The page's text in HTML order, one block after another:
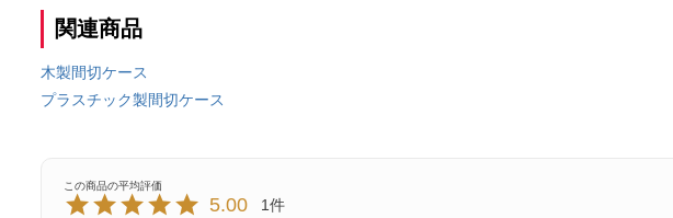
関連商品
木製間切ケース
プラスチック製間切ケース
5.00 1